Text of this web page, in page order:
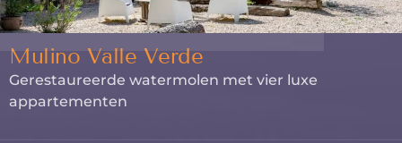
Mulino Valle Verde
Gerestaureerde watermolen met vier luxe
appartementen